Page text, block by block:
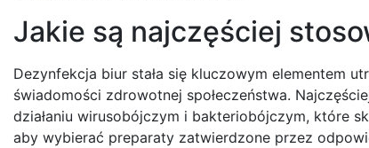
Jakie są najczęściej
Dezynfekcja biur stała się kluczowym elementem
świadomości zdrowotnej społeczeństwa.
działaniu wirusobójczym i bakteriobójczym, które
aby wybierać preparaty zatwierdzone przez